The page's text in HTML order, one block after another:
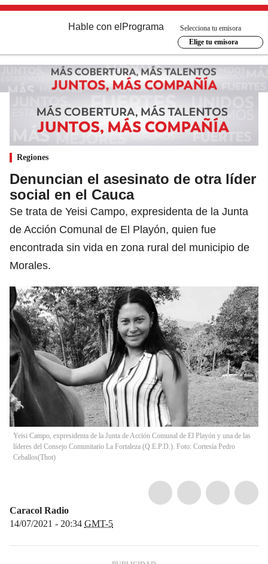
Hable con el Programa
Selecciona tu emisora
Elige tu emisora
Regiones
Denuncian el asesinato de otra líder
social en el Cauca
Se trata de Yeisi Campo, expresidenta de la Junta
de Acción Comunal de El Playón, quien fue
encontrada sin vida en zona rural del municipio de
Morales.
Yeisi Campo, expresidenta de la Junta de Acción Comunal de El Playón y una de las
líderes del Consejo Comunitario La Fortaleza (Q.E.P.D.). Foto: Cortesía Pedro
Ceballos(Thot)
Caracol Radio
14/07/2021 - 20:34 GMT-5